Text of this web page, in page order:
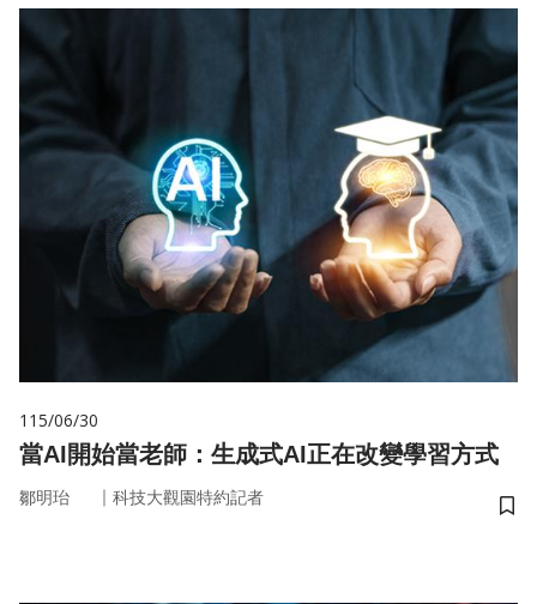
115/06/30
當AI開始當老師：生成式AI正在改變學習方式
鄒明珆 ｜ 科技大觀園特約記者
儲